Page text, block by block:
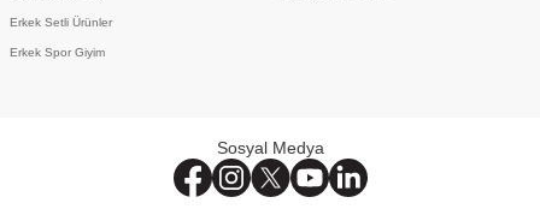
Sosyal Medya
Erkek Setli Ürünler
Erkek Spor Giyim